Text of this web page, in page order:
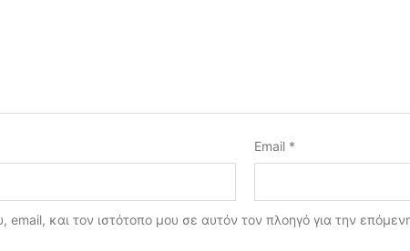
Email *
email, και τον ιστότοπο μου σε αυτόν τον πλοηγό για την